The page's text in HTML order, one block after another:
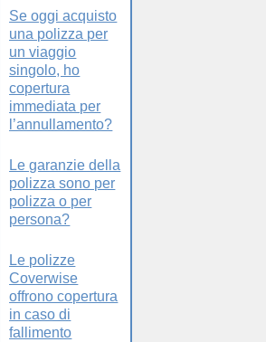
Se oggi acquisto
una polizza per
un viaggio
singolo, ho
copertura
immediata per
l’annullamento?
Le garanzie della
polizza sono per
polizza o per
persona?
Le polizze
Coverwise
offrono copertura
in caso di
fallimento